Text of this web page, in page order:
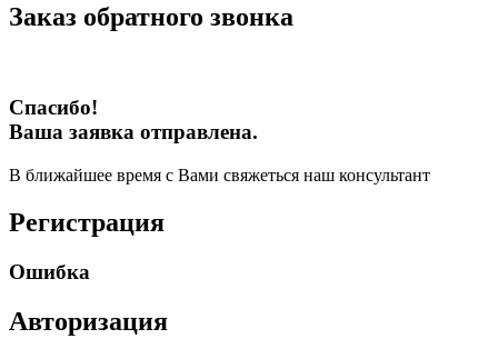
Заказ обратного звонка
Спасибо!
Ваша заявка отправлена.
В ближайшее время с Вами свяжеться наш консультант
Регистрация
Ошибка
Авторизация